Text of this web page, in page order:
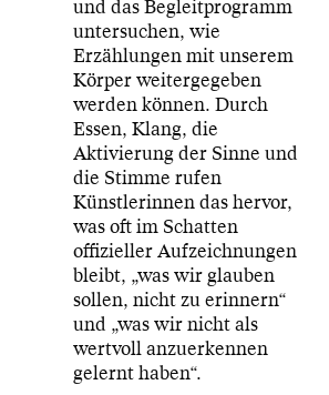
und das Begleitprogramm
untersuchen, wie
Erzählungen mit unserem
Körper weitergegeben
werden können. Durch
Essen, Klang, die
Aktivierung der Sinne und
die Stimme rufen
Künstlerinnen das hervor,
was oft im Schatten
offizieller Aufzeichnungen
bleibt, „was wir glauben
sollen, nicht zu erinnern“
und „was wir nicht als
wertvoll anzuerkennen
gelernt haben“.